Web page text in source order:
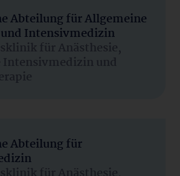
Abteilung für Allgemeine
Intensivmedizin
für Anästhesie,
und
Abteilung für